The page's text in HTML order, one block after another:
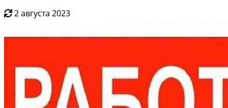
2 августа 2023